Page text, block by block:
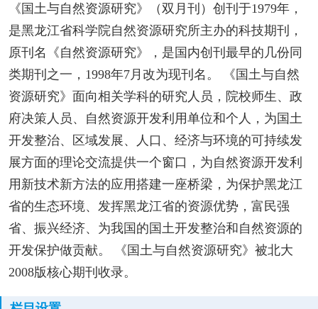
《国土与自然资源研究》（双月刊）创刊于1979年，
是黑龙江省科学院自然资源研究所主办的科技期刊，
原刊名《自然资源研究》，是国内创刊最早的几份同
类期刊之一，1998年7月改为现刊名。 《国土与自然
资源研究》面向相关学科的研究人员，院校师生、政
府决策人员、自然资源开发利用单位和个人，为国土
开发整治、区域发展、人口、经济与环境的可持续发
展方面的理论交流提供一个窗口，为自然资源开发利
用新技术新方法的应用搭建一座桥梁，为保护黑龙江
省的生态环境、发挥黑龙江省的资源优势，富民强
省、振兴经济、为我国的国土开发整治和自然资源的
开发保护做贡献。 《国土与自然资源研究》被北大
2008版核心期刊收录。